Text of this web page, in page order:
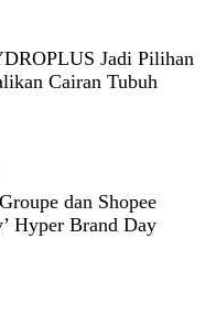
Jadi Pilihan
Cairan Tubuh
dan Shopee
Hyper Brand Day